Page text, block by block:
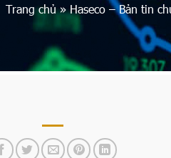
Trang chủ»Haseco – Bản tin